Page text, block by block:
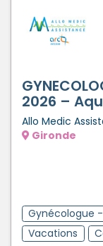
2026 –
Allo Medic
Gironde
Gynécologue
Vacations